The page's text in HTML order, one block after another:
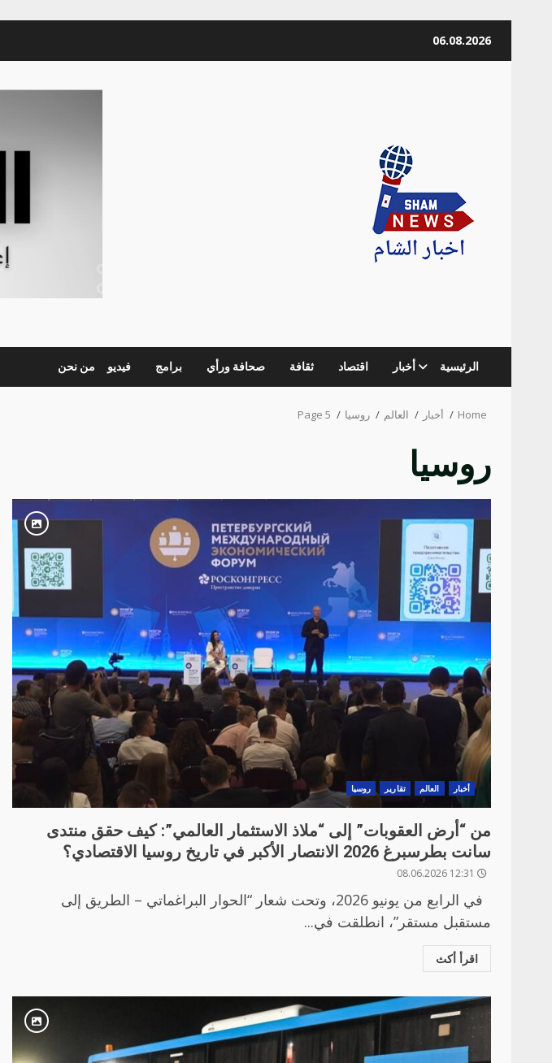
06.08.2026
Sham-news Info
الرئيسية أخبار اقتصاد ثقافة صحافة ورأي برامج فيديو من نحن
Home أخبار العالم روسيا Page 5
روسيا
أخبار العالم تقارير روسيا
من “أرض العقوبات” إلى “ملاذ الاستثمار العالمي”: كيف حقق منتدى
سانت بطرسبرغ 2026 الانتصار الأكبر في تاريخ روسيا الاقتصادي؟
في الرابع من يونيو 2026، وتحت شعار “الحوار البراغماتي – الطريق إلى
مستقبل مستقر”، انطلقت في...
اقرأ أكث